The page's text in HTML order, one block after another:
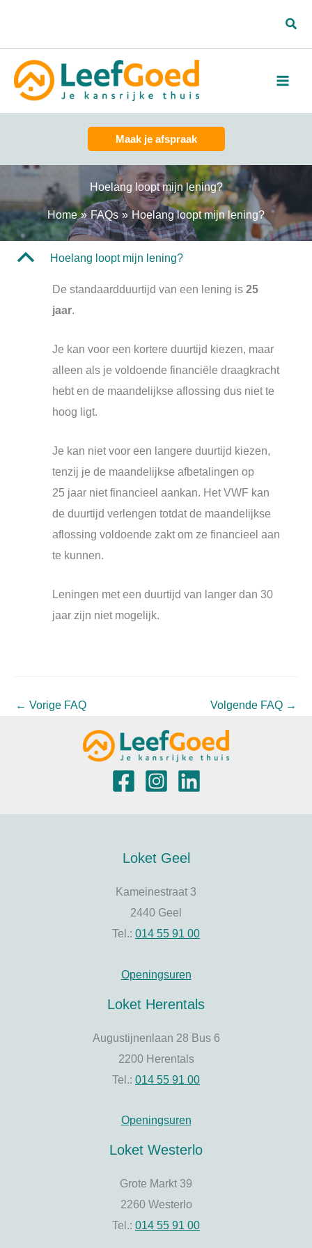
de
inhoud
Maak je afspraak
Hoelang loopt mijn lening?
Home FAQs Hoelang loopt mijn lening?
B Hoelang loopt mijn lening?
De standaardduurtijd van een lening is 25
jaar
Je kan voor een kortere duurtijd kiezen, maar
alleen als je voldoende financiële draagkracht
hebt en de maandelijkse aflossing dus niet te
hoog ligt.
Je kan niet voor een langere duurtijd kiezen,
tenzij je de maandelijkse afbetalingen op
25 jaar niet financieel aankan. Het VWF kan
de duurtijd verlengen totdat de maandelijkse
aflossing voldoende zakt om ze financieel aan
te kunnen.
Leningen met een duurtijd van langer dan 30
jaar zijn niet mogelijk.
← Vorige FAQ Volgende FAQ →
Loket Geel
Kameinestraat 3
2440 Geel
Tel.: 014 55 91 00
Openingsuren
Loket Herentals
Augustijnenlaan 28 Bus 6
2200 Herentals
Tel.: 014 55 91 00
Openingsuren
Loket Westerlo
Grote Markt 39
2260 Westerlo
Tel.: 014 55 91 00